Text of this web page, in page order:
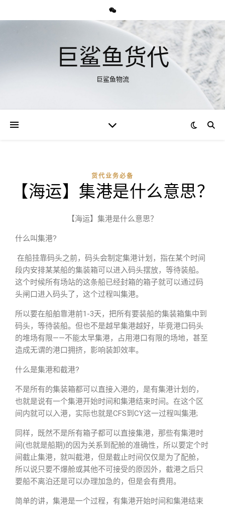
巨鲨鱼货代
巨鲨鱼物流
货代业务必备
【海运】集港是什么意思？
【海运】集港是什么意思？
什么叫集港?
在船挂靠码头之前，码头会制定集港计划，指在某个时间
段内安排某某船的集装箱可以进入码头摆放，等待装船。
这个时候所有场站的这条船已经封箱的箱子就可以通过码
头闸口进入码头了，这个过程叫集港。
所以要在船舶靠港前1-3天，把所有要装船的集装箱集中到
码头，等待装船。但也不是越早集港越好，毕竟港口码头
的堆场有限——不能太早集港，占用港口有限的场地，甚至
造成无谓的港口拥挤，影响装卸效率。
什么是集港和截港?
不是所有的集装箱都可以直接入港的，是有集港计划的，
也就是说有一个集港开始时间和集港结束时间。在这个区
间内就可以入港，实际也就是CFS到CY这一过程叫集港;
同样，既然不是所有箱子都可以直接集港，那些有集港时
间(也就是船期)的因为关系到配舱的准确性，所以要定个时
间截止集港，就叫截港，但是截止时间仅仅是为了配舱，
所以说只要不爆舱或其他不可接受的原因外，截港之后只
要船不离泊还是可以办理加急的，但是会有费用。
简单的讲，集港是一个过程，有集港开始时间和集港结束